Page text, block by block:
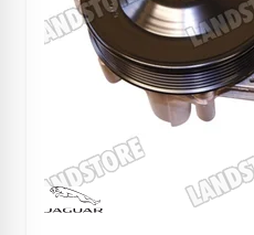
Manufactured by Jaguar